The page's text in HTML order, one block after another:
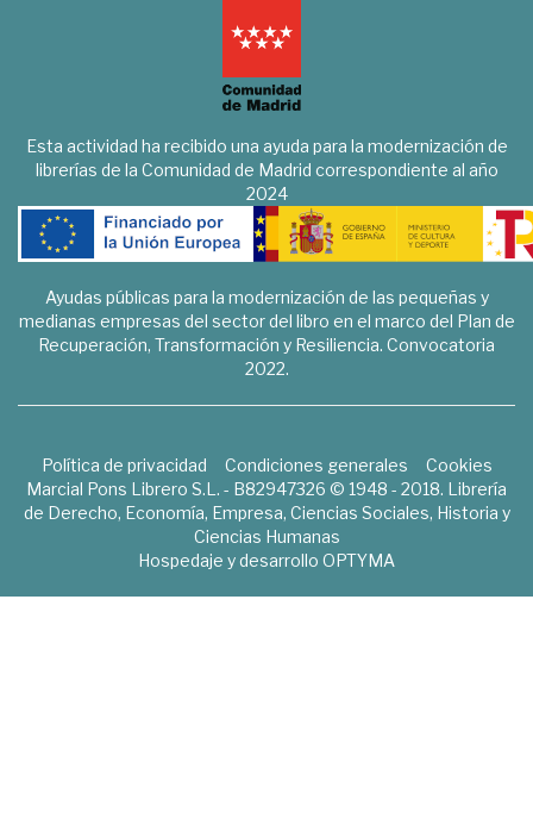
Esta actividad ha recibido una ayuda para la modernización de
librerías de la Comunidad de Madrid correspondiente al año
2024
Ayudas públicas para la modernización de las pequeñas y
medianas empresas del sector del libro en el marco del Plan de
Recuperación, Transformación y Resiliencia. Convocatoria
2022.
Política de privacidad Condiciones generales
Cookies
Marcial Pons Librero S.L. - B82947326 © 1948 - 2018. Librería
de Derecho, Economía, Empresa, Ciencias Sociales, Historia y
Ciencias Humanas
Hospedaje y desarrollo OPTYMA